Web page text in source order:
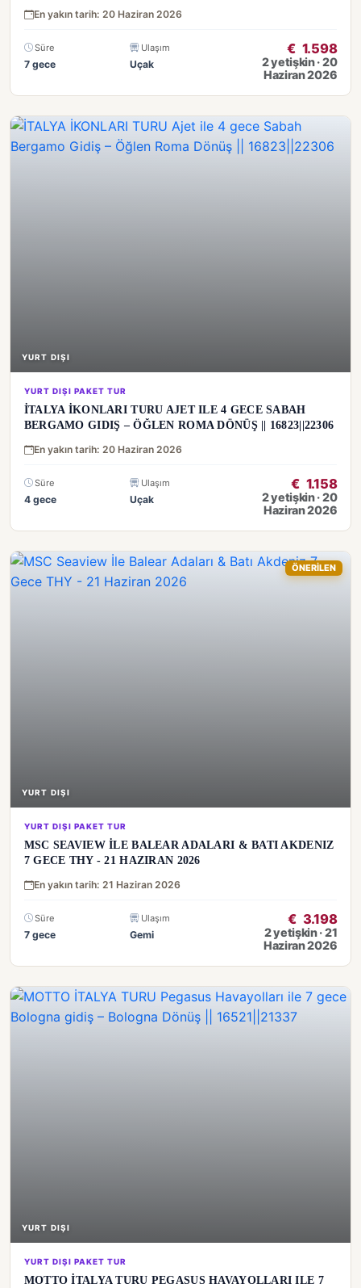
En yakın tarih: 20 Haziran 2026
Süre
7 gece
Ulaşım
Uçak
€ 1.598
2 yetişkin · 20
Haziran 2026
YURT DIŞI
YURT DIŞI PAKET TUR
İTALYA İKONLARI TURU AJET ILE 4 GECE SABAH
BERGAMO GIDIŞ – ÖĞLEN ROMA DÖNÜŞ || 16823||22306
En yakın tarih: 20 Haziran 2026
Süre
4 gece
Ulaşım
Uçak
€ 1.158
2 yetişkin · 20
Haziran 2026
YURT DIŞI
ÖNERİLEN
YURT DIŞI PAKET TUR
MSC SEAVIEW İLE BALEAR ADALARI & BATI AKDENIZ
7 GECE THY - 21 HAZIRAN 2026
En yakın tarih: 21 Haziran 2026
Süre
7 gece
Ulaşım
Gemi
€ 3.198
2 yetişkin · 21
Haziran 2026
YURT DIŞI
YURT DIŞI PAKET TUR
MOTTO İTALYA TURU PEGASUS HAVAYOLLARI ILE 7